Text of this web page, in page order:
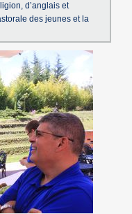
d’anglais et
des jeunes et la